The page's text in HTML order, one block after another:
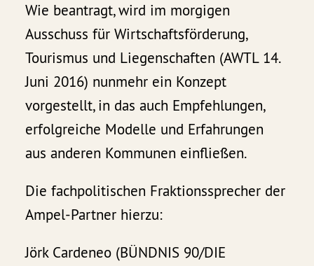
Wie beantragt, wird im morgigen
Ausschuss für Wirtschaftsförderung,
Tourismus und Liegenschaften (AWTL 14.
Juni 2016) nunmehr ein Konzept
vorgestellt, in das auch Empfehlungen,
erfolgreiche Modelle und Erfahrungen
aus anderen Kommunen einfließen.
Die fachpolitischen Fraktionssprecher der
Ampel-Partner hierzu:
Jörk Cardeneo (BÜNDNIS 90/DIE